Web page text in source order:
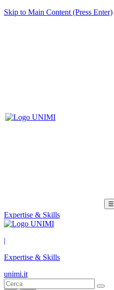
Skip to Main Content (Press Enter)
☰
Expertise & Skills
|
Expertise & Skills
unimi.it